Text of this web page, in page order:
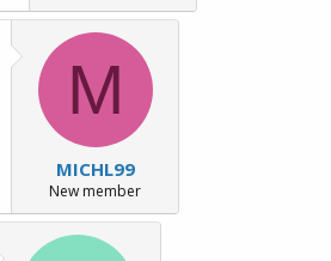
M
MICHL99
New member